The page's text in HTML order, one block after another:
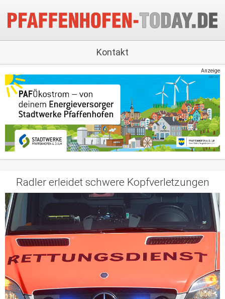
Kontakt
Anzeige
Radler erleidet schwere Kopfverletzungen